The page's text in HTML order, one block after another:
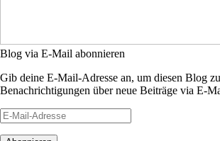
Blog via E-Mail abonnieren
Gib deine E-Mail-Adresse an, um diesen Blog
Benachrichtigungen über neue Beiträge via E-
E-
Mail-